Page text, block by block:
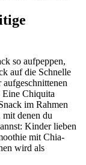
so aufpeppen,
auf die Schnelle
Eine Chiquita
im Rahmen
denen du
Kinder lieben
mit Chia-
wird als